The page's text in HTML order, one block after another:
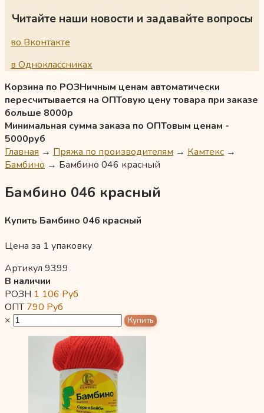
Читайте наши новости и задавайте вопросы
во Вконтакте
в Одноклассниках
Корзина по РОЗНичным ценам автоматически
пересчитывается на ОПТовую цену товара при заказе
больше 8000р
Минимальная сумма заказа по ОПТовым ценам -
5000руб
Главная → Пряжа по производителям → Камтекс →
Бамбино → Бамбино 046 красный
Бамбино 046 красный
Купить Бамбино 046 красный
Цена за 1 упаковку
Артикул 9399
В наличии
РОЗН 1 106 Руб
ОПТ790 Руб
×